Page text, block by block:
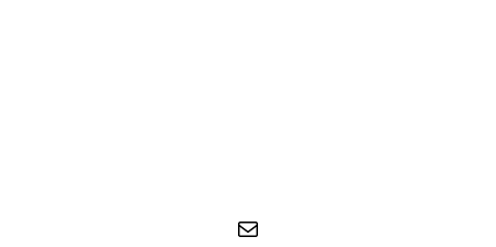
E-Mail